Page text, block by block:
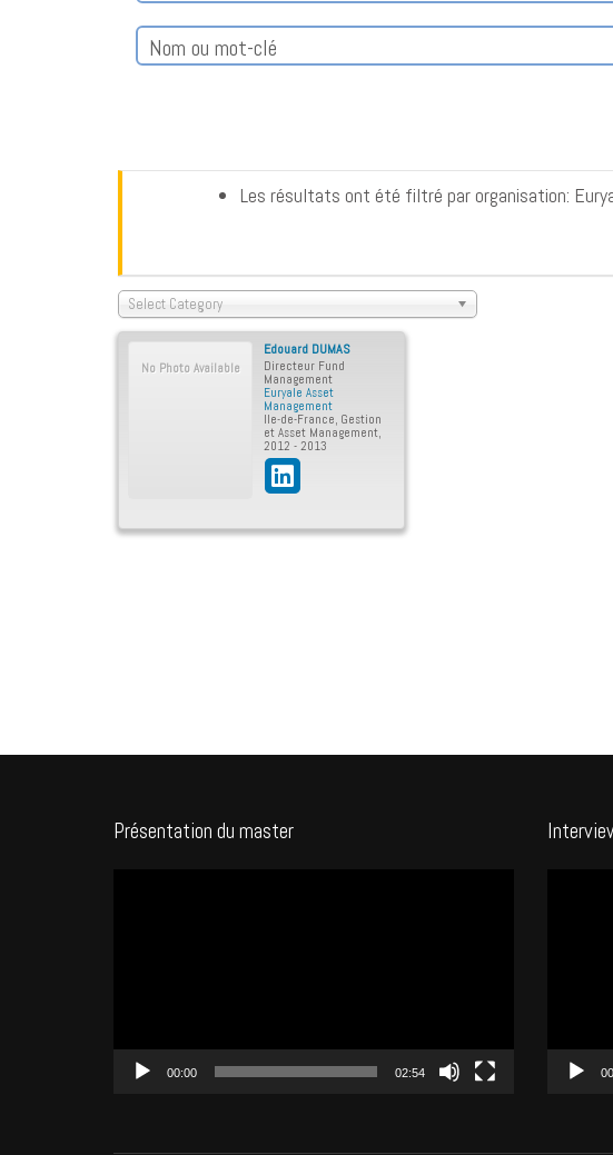
Les résultats ont été filtré par organisation:
Select Category
No Photo Available
Edouard DUMAS
Directeur Fund
Management
Euryale Asset
Management
Ile-de-France, Gestion
et Asset Management,
2012 - 2013
Présentation du master
00:00 02:54